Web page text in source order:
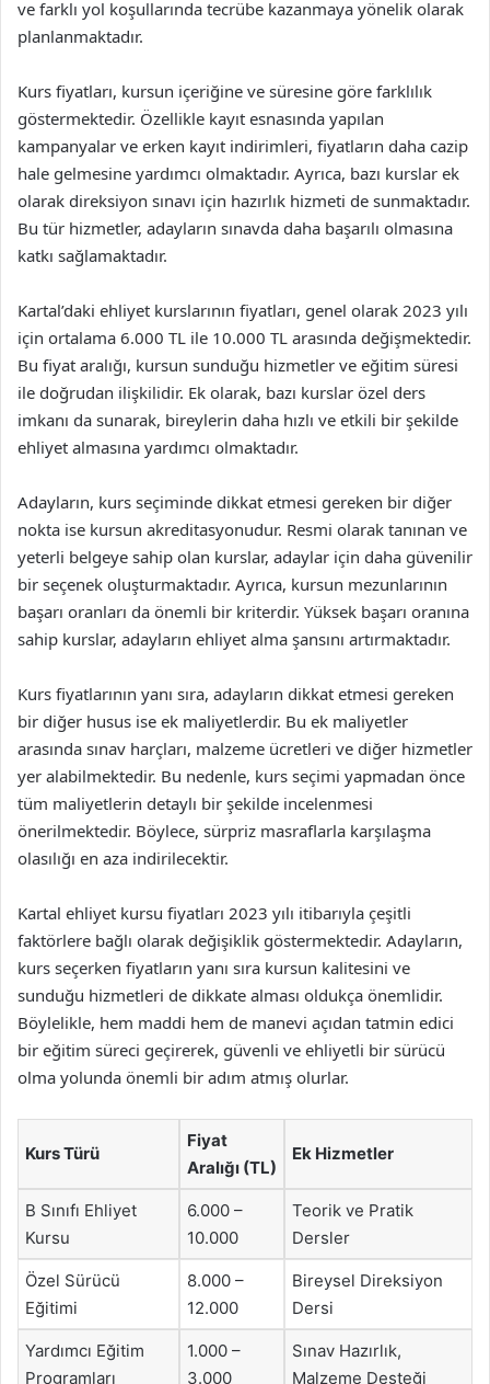
ve farklı yol koşullarında tecrübe kazanmaya yönelik olarak
planlanmaktadır.
Kurs fiyatları, kursun içeriğine ve süresine göre farklılık
göstermektedir. Özellikle kayıt esnasında yapılan
kampanyalar ve erken kayıt indirimleri, fiyatların daha cazip
hale gelmesine yardımcı olmaktadır. Ayrıca, bazı kurslar ek
olarak direksiyon sınavı için hazırlık hizmeti de sunmaktadır.
Bu tür hizmetler, adayların sınavda daha başarılı olmasına
katkı sağlamaktadır.
Kartal’daki ehliyet kurslarının fiyatları, genel olarak 2023 yılı
için ortalama 6.000 TL ile 10.000 TL arasında değişmektedir.
Bu fiyat aralığı, kursun sunduğu hizmetler ve eğitim süresi
ile doğrudan ilişkilidir. Ek olarak, bazı kurslar özel ders
imkanı da sunarak, bireylerin daha hızlı ve etkili bir şekilde
ehliyet almasına yardımcı olmaktadır.
Adayların, kurs seçiminde dikkat etmesi gereken bir diğer
nokta ise kursun akreditasyonudur. Resmi olarak tanınan ve
yeterli belgeye sahip olan kurslar, adaylar için daha güvenilir
bir seçenek oluşturmaktadır. Ayrıca, kursun mezunlarının
başarı oranları da önemli bir kriterdir. Yüksek başarı oranına
sahip kurslar, adayların ehliyet alma şansını artırmaktadır.
Kurs fiyatlarının yanı sıra, adayların dikkat etmesi gereken
bir diğer husus ise ek maliyetlerdir. Bu ek maliyetler
arasında sınav harçları, malzeme ücretleri ve diğer hizmetler
yer alabilmektedir. Bu nedenle, kurs seçimi yapmadan önce
tüm maliyetlerin detaylı bir şekilde incelenmesi
önerilmektedir. Böylece, sürpriz masraflarla karşılaşma
olasılığı en aza indirilecektir.
Kartal ehliyet kursu fiyatları 2023 yılı itibarıyla çeşitli
faktörlere bağlı olarak değişiklik göstermektedir. Adayların,
kurs seçerken fiyatların yanı sıra kursun kalitesini ve
sunduğu hizmetleri de dikkate alması oldukça önemlidir.
Böylelikle, hem maddi hem de manevi açıdan tatmin edici
bir eğitim süreci geçirerek, güvenli ve ehliyetli bir sürücü
olma yolunda önemli bir adım atmış olurlar.
Kurs Türü
Fiyat
Aralığı (TL)
Ek Hizmetler
B Sınıfı Ehliyet
Kursu
6.000 –
10.000
Teorik ve Pratik
Dersler
Özel Sürücü
Eğitimi
8.000 –
12.000
Bireysel Direksiyon
Dersi
Yardımcı Eğitim
Programları
1.000 –
3.000
Sınav Hazırlık,
Malzeme Desteği